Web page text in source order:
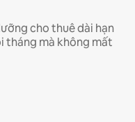
cho thuê dài hạn
tháng mà không mất